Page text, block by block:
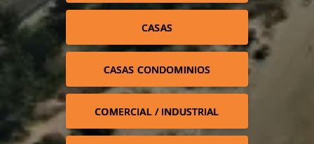
CASAS
CASAS CONDOMINIOS
COMERCIAL / INDUSTRIAL